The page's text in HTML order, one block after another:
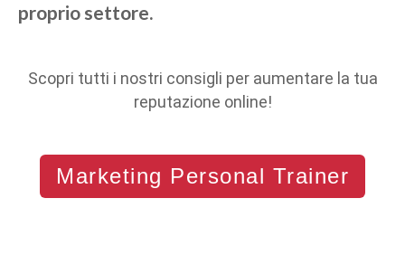
proprio settore.
Scopri tutti i nostri consigli per aumentare la tua
reputazione online!
Marketing Personal Trainer